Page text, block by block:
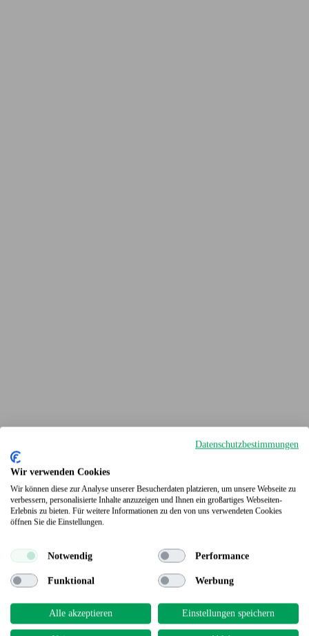
Terrassendielen
Datenschutzbestimmungen
Wir verwenden Cookies
Wir können diese zur Analyse unserer Besucherdaten platzieren, um unsere Webseite zu
verbessern, personalisierte Inhalte anzuzeigen und Ihnen ein großartiges Webseiten-
Erlebnis zu bieten. Für weitere Informationen zu den von uns verwendeten Cookies
öffnen Sie die Einstellungen.
Notwendig Performance
Funktional Werbung
Alle akzeptieren Einstellungen speichern